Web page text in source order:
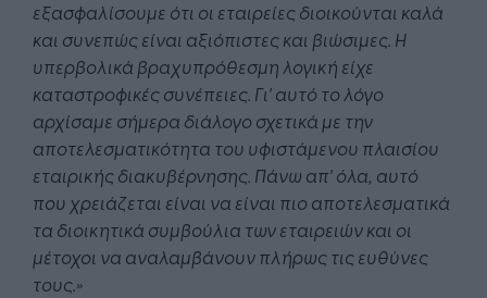
εξασφαλίσουμε ότι οι εταιρείες διοικούνται καλά
και συνεπώς είναι αξιόπιστες και βιώσιμες. Η
υπερβολικά βραχυπρόθεσμη λογική είχε
καταστροφικές συνέπειες. Γι' αυτό το λόγο
αρχίσαμε σήμερα διάλογο σχετικά με την
αποτελεσματικότητα του υφιστάμενου πλαισίου
εταιρικής διακυβέρνησης. Πάνω απ' όλα, αυτό
που χρειάζεται είναι να είναι πιο αποτελεσματικά
τα διοικητικά συμβούλια των εταιρειών και οι
μέτοχοι να αναλαμβάνουν πλήρως τις ευθύνες
τους.»